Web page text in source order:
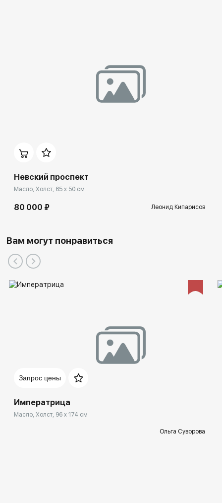
Невский проспект
Масло, Холст, 65 x 50 см
80 000 ₽ Леонид Кипарисов
Вам могут понравиться
Запрос цены
Императрица
Масло, Холст, 96 x 174 см
Ольга Суворова